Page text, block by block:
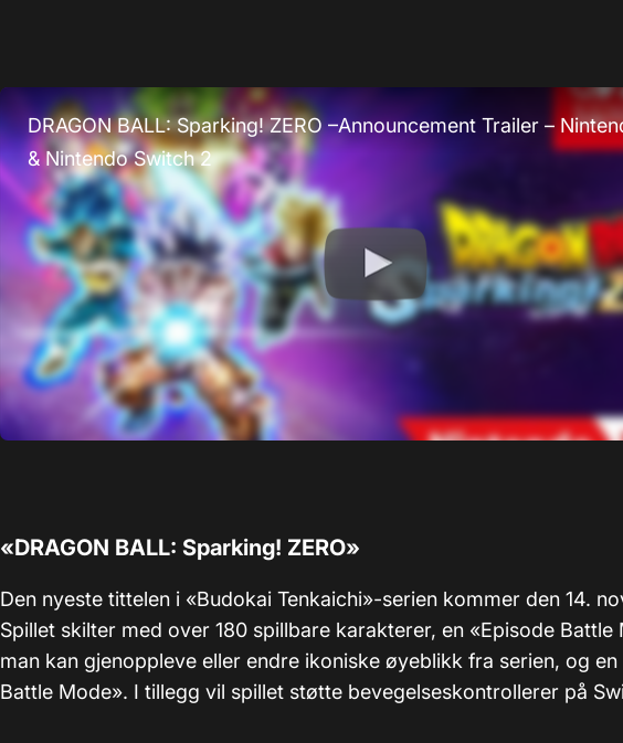
DRAGON BALL: Sparking! ZERO –Announcement Trailer –
& Nintendo Switch 2
«DRAGON BALL: Sparking! ZERO»
Den nyeste tittelen i «Budokai Tenkaichi»-serien kommer den 14.
Spillet skilter med over 180 spillbare karakterer, en «Episode Battle
man kan gjenoppleve eller endre ikoniske øyeblikk fra serien, og
Battle Mode». I tillegg vil spillet støtte bevegelseskontrollerer på